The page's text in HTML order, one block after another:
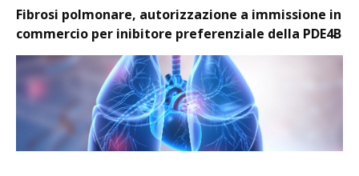
Fibrosi polmonare, autorizzazione a immissione in
commercio per inibitore preferenziale della PDE4B